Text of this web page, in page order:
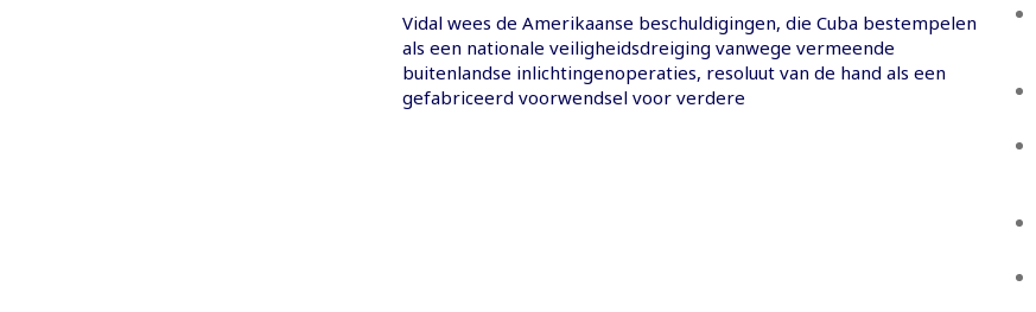
Vidal wees de Amerikaanse beschuldigingen, die Cuba bestempelen
als een nationale veiligheidsdreiging vanwege vermeende
buitenlandse inlichtingenoperaties, resoluut van de hand als een
gefabriceerd voorwendsel voor verdere